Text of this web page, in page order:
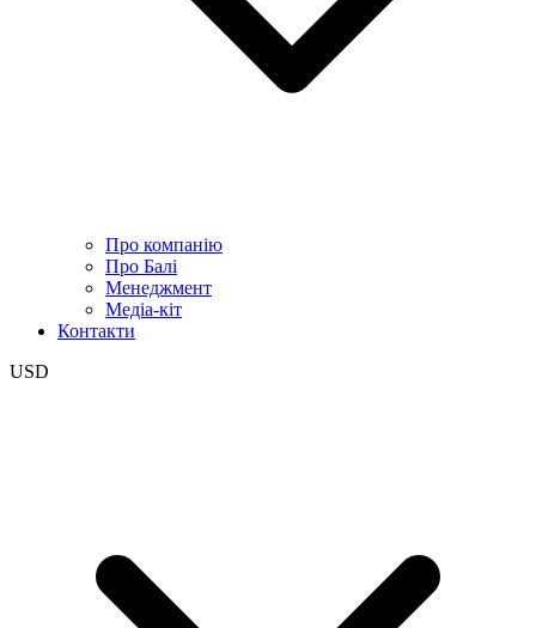
Про компанію
Про Балі
Менеджмент
Медіа-кіт
Контакти
USD